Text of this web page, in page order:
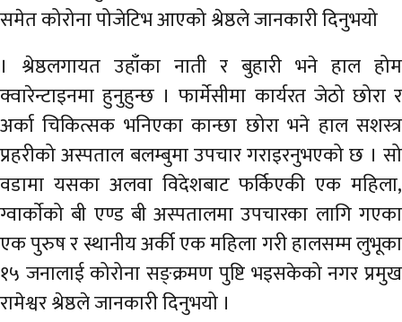
समेत कोरोना पोजेटिभ आएको श्रेष्ठले जानकारी दिनुभयो
। श्रेष्ठलगायत उहाँका नाती र बुहारी भने हाल होम
क्वारेन्टाइनमा हुनुहुन्छ । फार्मेसीमा कार्यरत जेठो छोरा र
अर्का चिकित्सक भनिएका कान्छा छोरा भने हाल सशस्त्र
प्रहरीको अस्पताल बलम्बुमा उपचार गराइरनुभएको छ । सो
वडामा यसका अलवा विदेशबाट फर्किएकी एक महिला,
ग्वार्काेको बी एण्ड बी अस्पतालमा उपचारका लागि गएका
एक पुरुष र स्थानीय अर्की एक महिला गरी हालसम्म लुभूका
१५ जनालाई कोरोना सङ्क्रमण पुष्टि भइसकेको नगर प्रमुख
रामेश्वर श्रेष्ठले जानकारी दिनुभयो ।